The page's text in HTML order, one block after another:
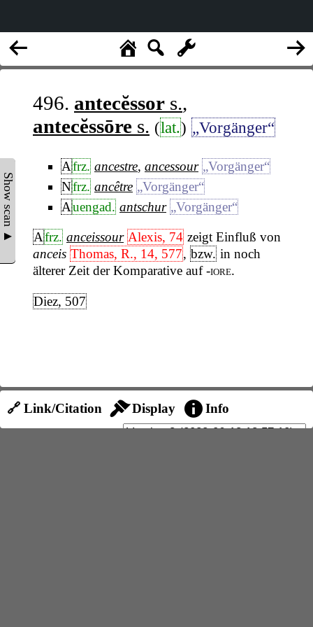
Show scan ▲
496. antecĕssor s.,
antecĕssōre s. (lat.) „Vorgänger“
Afrz. ancestre, ancessour „Vorgänger“
Nfrz. ancêtre „Vorgänger“
Auengad. antschur „Vorgänger“
Afrz. anceissour Alexis, 74 zeigt Einfluß von
anceis Thomas, R., 14, 577, bzw. in noch
älterer Zeit der Komparative auf-iore.
Diez, 507
🔗 Link/Citation Display Info